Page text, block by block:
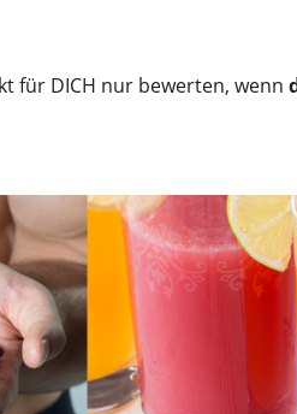
für DICH nur bewerten, wenn